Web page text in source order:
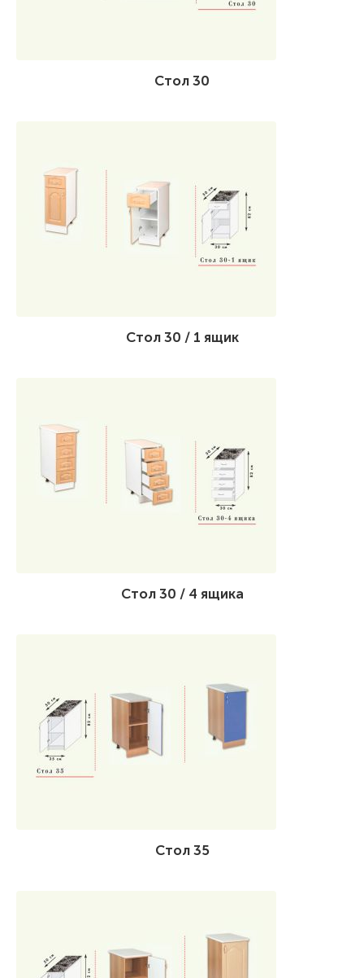
Стол 30
Стол 30 / 1 ящик
Стол 30 / 4 ящика
Стол 35